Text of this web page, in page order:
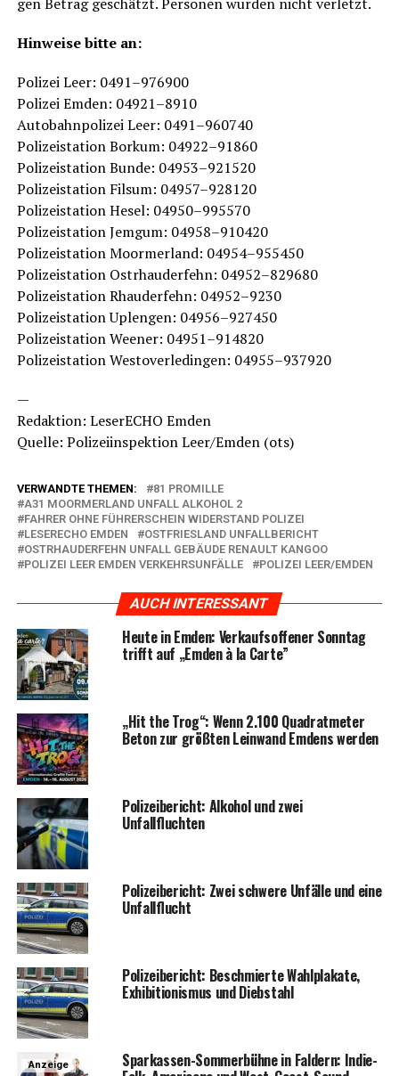
Hin­wei­se bit­te an:
Poli­zei Leer: 0491–976900
Poli­zei Emden: 04921–8910
Auto­bahn­po­li­zei Leer: 0491–960740
Poli­zei­sta­ti­on Bor­kum: 04922–91860
Poli­zei­sta­ti­on Bun­de: 04953–921520
Poli­zei­sta­ti­on Fils­um: 04957–928120
Poli­zei­sta­ti­on Hesel: 04950–995570
Poli­zei­sta­ti­on Jem­gum: 04958–910420
Poli­zei­sta­ti­on Moorm­er­land: 04954–955450
Poli­zei­sta­ti­on Ost­rhau­der­fehn: 04952–829680
Poli­zei­sta­ti­on Rhau­der­fehn: 04952–9230
Poli­zei­sta­ti­on Uple­n­gen: 04956–927450
Poli­zei­sta­ti­on Wee­ner: 04951–914820
Poli­zei­sta­ti­on Wes­t­ov­er­le­din­gen: 04955–937920
—
Redak­ti­on: Lese­r­ECHO Emden
Quel­le: Poli­zei­in­spek­ti­on Leer/Emden (ots)
VERWANDTE THEMEN:
81 PROMILLE
A31 MOORMERLAND UNFALL ALKOHOL 2
FAHRER OHNE FÜHRERSCHEIN WIDERSTAND POLIZEI
LESERECHO EMDEN
OSTFRIESLAND UNFALLBERICHT
OSTRHAUDERFEHN UNFALL GEBÄUDE RENAULT KANGOO
POLIZEI LEER EMDEN VERKEHRSUNFÄLLE
POLIZEI LEER/EMDEN
AUCH INTERESSANT
Heu­te in Emden: Ver­kaufs­of­fe­ner Sonn­tag
trifft auf „Emden à la Carte”
„Hit the Trog“: Wenn 2.100 Qua­drat­me­ter
Beton zur größ­ten Lein­wand Emdens werden
Poli­zei­be­richt: Alko­hol und zwei
Unfallfluchten
Poli­zei­be­richt: Zwei schwe­re Unfäl­le und eine
Unfallflucht
Poli­zei­be­richt: Beschmier­te Wahl­pla­ka­te,
Exhi­bi­tio­nis­mus und Diebstahl
Anzeige Spar­kas­sen-Som­mer­büh­ne in Fald­ern: Indie-